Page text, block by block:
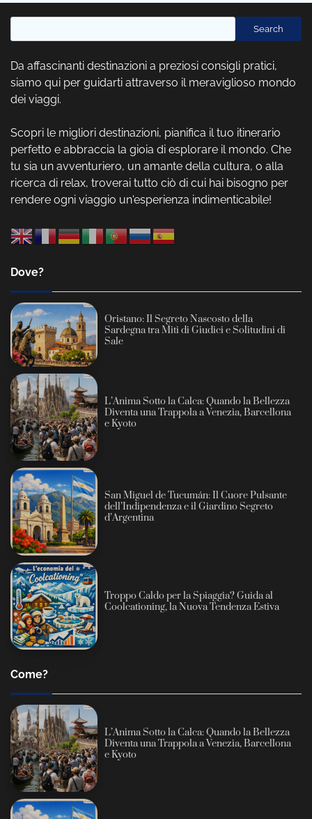
Search
Da affascinanti destinazioni a preziosi consigli pratici,
siamo qui per guidarti attraverso il meraviglioso mondo
dei viaggi.
Scopri le migliori destinazioni, pianifica il tuo itinerario
perfetto e abbraccia la gioia di esplorare il mondo. Che
tu sia un avventuriero, un amante della cultura, o alla
ricerca di relax, troverai tutto ciò di cui hai bisogno per
rendere ogni viaggio un'esperienza indimenticabile!
Dove?
Oristano: Il Segreto Nascosto della
Sardegna tra Miti di Giudici e Solitudini di
Sale
L’Anima Sotto la Calca: Quando la Bellezza
Diventa una Trappola a Venezia, Barcellona
e Kyoto
San Miguel de Tucumán: Il Cuore Pulsante
dell’Indipendenza e il Giardino Segreto
d’Argentina
Troppo Caldo per la Spiaggia? Guida al
Coolcationing, la Nuova Tendenza Estiva
Come?
L’Anima Sotto la Calca: Quando la Bellezza
Diventa una Trappola a Venezia, Barcellona
e Kyoto